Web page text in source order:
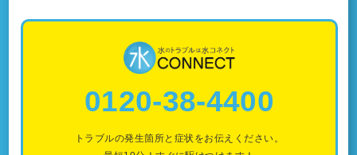
0120-38-4400
トラブルの発生箇所と症状をお伝えください。